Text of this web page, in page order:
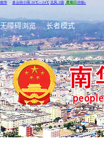
无障碍浏览 长者模式